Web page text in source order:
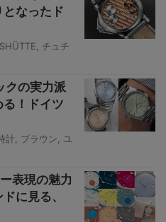
なったド
チュチ
クの実力派
る！ドイツ
計 ブラウン
ユ
表現の魅力
に見る、